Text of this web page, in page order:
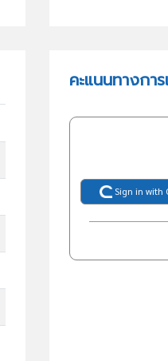
คะแนนทางกา
Sign in with